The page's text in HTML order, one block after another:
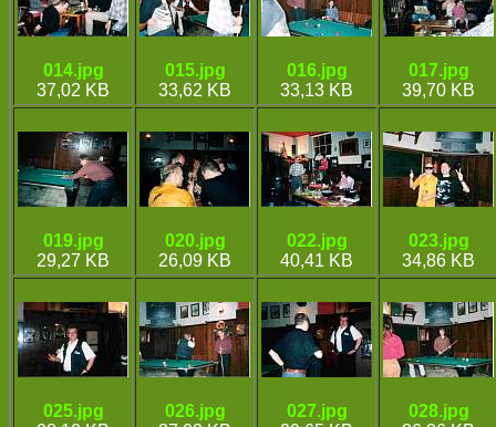
014.jpg
37,02 KB
015.jpg
33,62 KB
016.jpg
33,13 KB
017.jpg
39,70 KB
019.jpg
29,27 KB
020.jpg
26,09 KB
022.jpg
40,41 KB
023.jpg
34,86 KB
025.jpg
026.jpg
027.jpg
028.jpg